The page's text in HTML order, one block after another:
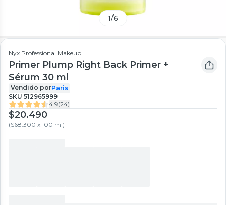
1/6
Nyx Professional Makeup
Primer Plump Right Back Primer +
Sérum 30 ml
Vendido porParis
SKU 512965999
4.9(24)
$20.490
($68.300 x 100 ml)